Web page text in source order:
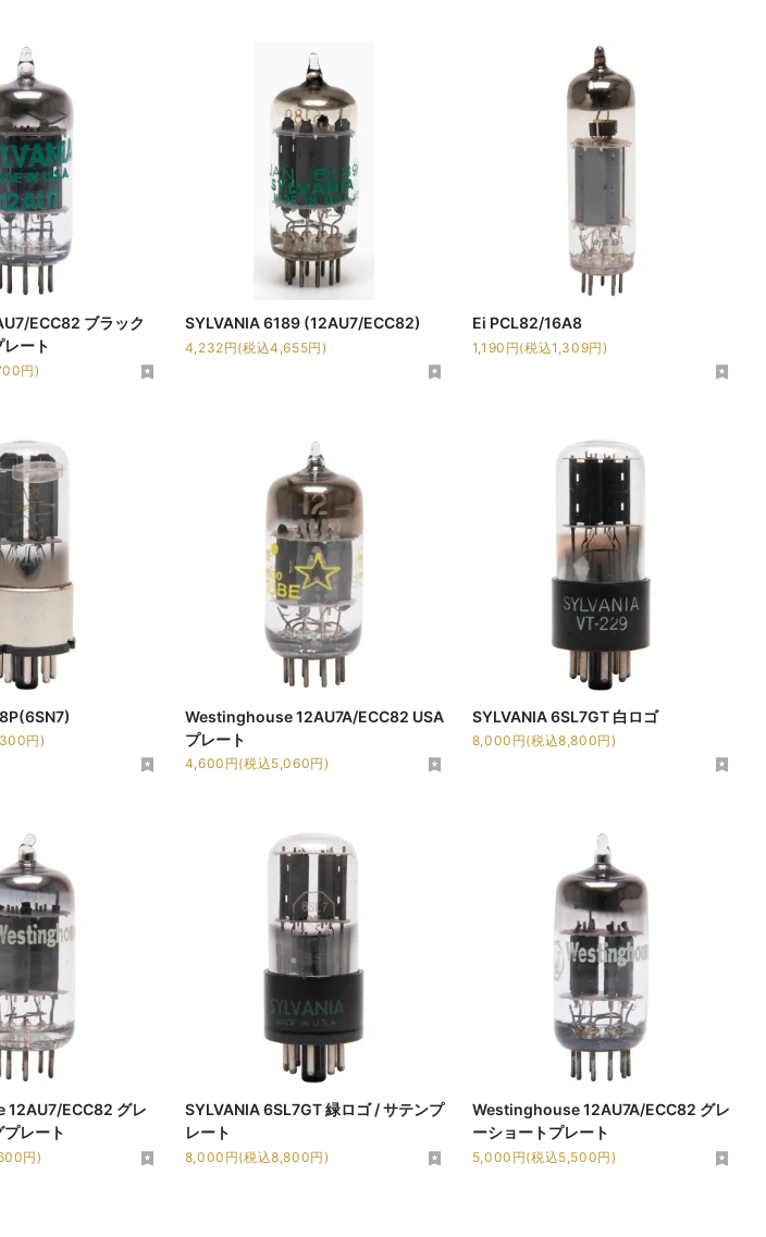
ECC82 ブラック
ート
円)
SYLVANIA 6189 (12AU7/ECC82)
4,232円(税込4,655円)
Ei PCL82/16A8
1,190円(税込1,309円)
円)
Westinghouse 12AU7A/ECC82 USA
プレート
4,600円(税込5,060円)
SYLVANIA 6SL7GT 白ロゴ
8,000円(税込8,800円)
ECC82 グレ
レート
円)
SYLVANIA 6SL7GT 緑ロゴ / サテンプ
レート
8,000円(税込8,800円)
Westinghouse 12AU7A/ECC82 グレ
ーショートプレート
5,000円(税込5,500円)